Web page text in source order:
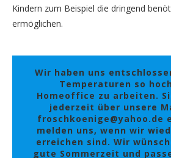
Kindern zum Beispiel die dringend
ermöglichen.
Wir haben uns
Temperaturen so
Homeoffice zu arbeiten.
jederzeit über unsere
froschkoenige@yahoo.de
melden uns, wenn wir
erreichen sind. Wir
gute Sommerzeit und